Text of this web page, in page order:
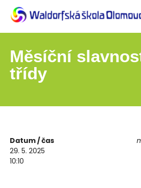
Měsíční
třídy
Datum / čas
29. 5. 2025
10:10